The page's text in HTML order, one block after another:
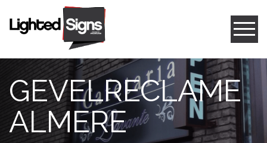
Gevelreclame
Box letters
Led frames
GEVELRECLAME
ALMERE